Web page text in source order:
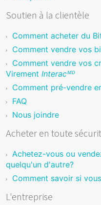
Soutien à la clientèle
Comment acheter du
Comment vendre vos
Comment vendre vos
Virement Interacᴹᴰ
Comment pré-vendre
FAQ
Nous joindre
Acheter en toute
Achetez-vous ou
quelqu'un d'autre?
Comment savoir si
L'entreprise